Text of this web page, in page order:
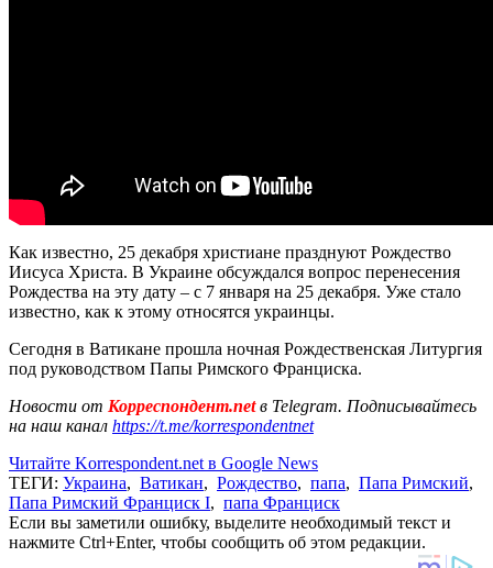
Как известно, 25 декабря христиане празднуют Рождество
Иисуса Христа. В Украине обсуждался вопрос перенесения
Рождества на эту дату – с 7 января на 25 декабря. Уже стало
известно, как к этому относятся украинцы.
Сегодня в Ватикане прошла ночная Рождественская Литургия
под руководством Папы Римского Франциска.
Новости от Корреспондент.netв Telegram. Подписывайтесь
на наш канал https://t.me/korrespondentnet
Читайте Korrespondent.net в Google News
ТЕГИ: Украина, Ватикан, Рождество, папа, Папа Римский,
Папа Римский Франциск I, папа Франциск
Если вы заметили ошибку, выделите необходимый текст и
нажмите Ctrl+Enter, чтобы сообщить об этом редакции.